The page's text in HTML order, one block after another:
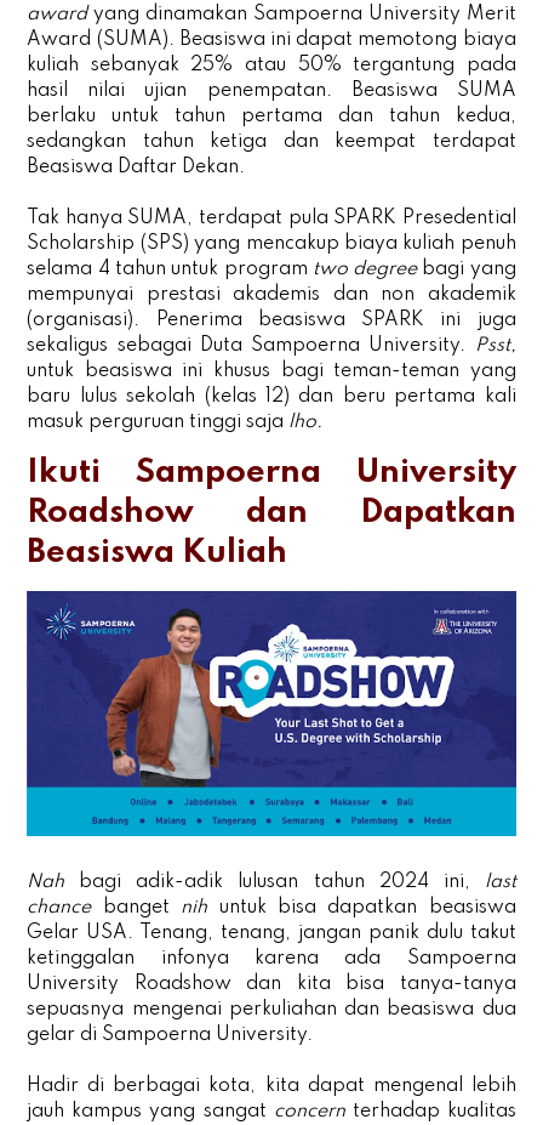
awardyang dinamakan Sampoerna University Merit
Award (SUMA). Beasiswa ini dapat memotong biaya
kuliah sebanyak 25% atau 50% tergantung pada
hasil nilai ujian penempatan. Beasiswa SUMA
berlaku untuk tahun pertama dan tahun kedua,
sedangkan tahun ketiga dan keempat terdapat
Beasiswa Daftar Dekan.
Tak hanya SUMA, terdapat pula SPARK Presedential
Scholarship (SPS) yang mencakup biaya kuliah penuh
selama 4 tahun untuk program two degreebagi yang
mempunyai prestasi akademis dan non akademik
(organisasi). Penerima beasiswa SPARK ini juga
sekaligus sebagai Duta Sampoerna University.
Psst,
untuk beasiswa ini khusus bagi teman-teman yang
baru lulus sekolah (kelas 12) dan beru pertama kali
masuk perguruan tinggi saja lho.
Ikuti Sampoerna University
Roadshow dan Dapatkan
Beasiswa Kuliah
Nah bagi adik-adik lulusan tahun 2024 ini, last
chancebanget nih untuk bisa dapatkan beasiswa
Gelar USA. Tenang, tenang, jangan panik dulu takut
ketinggalan infonya karena ada Sampoerna
University Roadshow dan kita bisa tanya-tanya
sepuasnya mengenai perkuliahan dan beasiswa dua
gelar di Sampoerna University.
Hadir di berbagai kota, kita dapat mengenal lebih
jauh kampus yang sangat concern terhadap kualitas